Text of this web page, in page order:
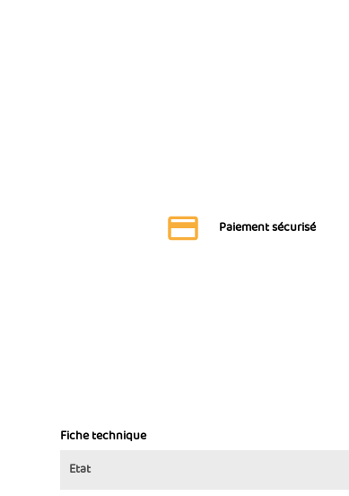
Paiement sécurisé
Fiche technique
Etat